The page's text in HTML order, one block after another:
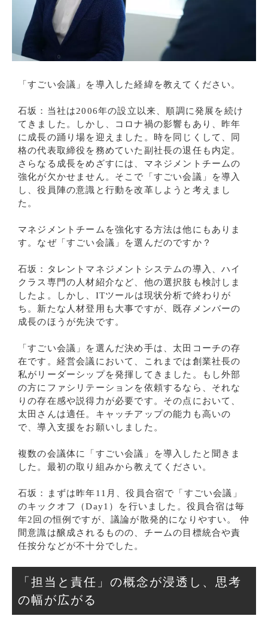
「すごい会議」を導入した経緯を教えてください。
石坂：当社は2006年の設立以来、順調に発展を続け
てきました。しかし、コロナ禍の影響もあり、昨年
に成長の踊り場を迎えました。時を同じくして、同
格の代表取締役を務めていた副社長の退任も内定。
さらなる成長をめざすには、マネジメントチームの
強化が欠かせません。そこで「すごい会議」を導入
し、役員陣の意識と行動を改革しようと考えまし
た。
マネジメントチームを強化する方法は他にもありま
す。なぜ「すごい会議」を選んだのですか？
石坂：タレントマネジメントシステムの導入、ハイ
クラス専門の人材紹介など、他の選択肢も検討しま
したよ。しかし、ITツールは現状分析で終わりが
ち。新たな人材登用も大事ですが、既存メンバーの
成長のほうが先決です。
「すごい会議」を選んだ決め手は、太田コーチの存
在です。経営会議において、これまでは創業社長の
私がリーダーシップを発揮してきました。もし外部
の方にファシリテーションを依頼するなら、それな
りの存在感や説得力が必要です。その点において、
太田さんは適任。キャッチアップの能力も高いの
で、導入支援をお願いしました。
複数の会議体に「すごい会議」を導入したと聞きま
した。最初の取り組みから教えてください。
石坂：まずは昨年11月、役員合宿で「すごい会議」
のキックオフ（Day1）を行いました。役員合宿は毎
年2回の恒例ですが、議論が散発的になりやすい。 仲
間意識は醸成されるものの、チームの目標統合や責
任按分などが不十分でした。
「担当と責任」の概念が浸透し、思考
の幅が広がる